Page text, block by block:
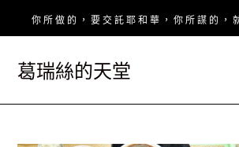
你 所 做 的 ， 要 交 託 耶 和 華 ， 你 所 謀 的 ，
葛瑞絲的天堂